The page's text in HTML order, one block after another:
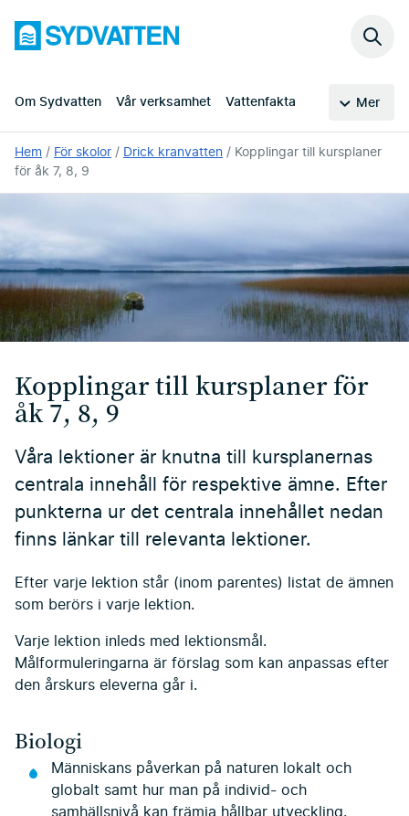
huvudinnehållet
Sydvatten
Om Sydvatten Vår verksamhet Vattenfakta Mer
Sök
Du
är
här:
Hem För skolor Drick kranvatten
Kopplingar till kursplaner
för åk 7, 8, 9
Kopplingar till kursplaner för
åk 7, 8, 9
Våra lektioner är knutna till kursplanernas
centrala innehåll för respektive ämne. Efter
punkterna ur det centrala innehållet nedan
finns länkar till relevanta lektioner.
Efter varje lektion står (inom parentes) listat de ämnen
som berörs i varje lektion.
Varje lektion inleds med lektionsmål.
Målformuleringarna är förslag som kan anpassas efter
den årskurs eleverna går i.
Biologi
Människans påverkan på naturen lokalt och
globalt samt hur man på individ- och
samhällsnivå kan främja hållbar utveckling.